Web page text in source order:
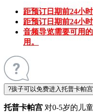
距预订日期前24小
距预订日期前24小时
音频导览需要可用
用。
?孩子可以免费进入托普卡帕
托普卡帕宫 对0-5岁的儿